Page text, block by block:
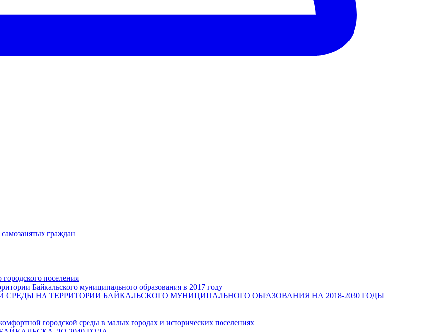
граждан
поселения
Байкальского муниципального образования в 2017 году
НА ТЕРРИТОРИИ БАЙКАЛЬСКОГО МУНИЦИПАЛЬНОГО ОБРАЗОВАНИЯ НА 2018-2030 ГОДЫ
городской среды в малых городах и исторических поселениях